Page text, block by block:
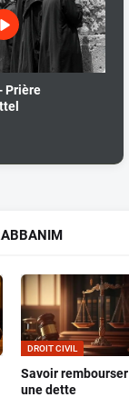
Prière
DROIT CIVIL
Savoir rembourser
une dette